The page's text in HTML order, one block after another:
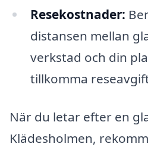
Resekostnader:
distansen mellan
verkstad och din
tillkomma
När du letar efter en
Klädesholmen,